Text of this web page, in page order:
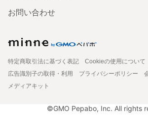
お問い合わせ
特定商取引法に基づく表記
Cookieの使用について
広告識別子の取得・利用
プライバシーポリシー
メディアキット
©GMO Pepabo, Inc. All rights